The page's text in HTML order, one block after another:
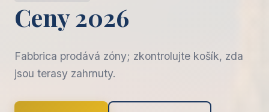
Ceny 2026
Fabbrica prodává zóny; zkontrolujte košík, zda
jsou terasy zahrnuty.